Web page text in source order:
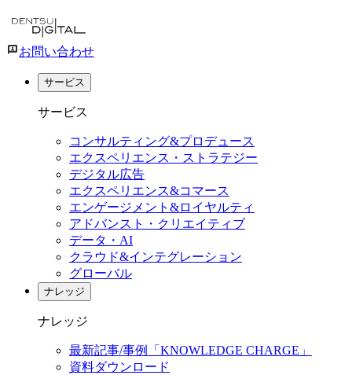
お問い合わせ
サービス
サービス
コンサルティング&プロデュース
エクスペリエンス・ストラテジー
デジタル広告
エクスペリエンス&コマース
エンゲージメント&ロイヤルティ
アドバンスト・クリエイティブ
データ・AI
クラウド&インテグレーション
グローバル
ナレッジ
ナレッジ
最新記事/事例「KNOWLEDGE CHARGE」
資料ダウンロード